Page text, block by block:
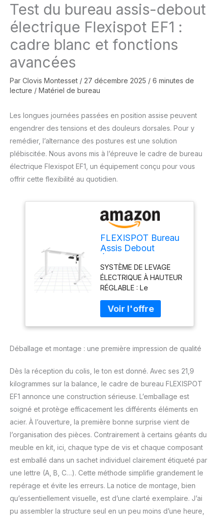
Test du bureau assis-debout
électrique Flexispot EF1 :
cadre blanc et fonctions
avancées
Par Clovis Montesset / 27 décembre 2025 / 6 minutes de
lecture / Matériel de bureau
Les longues journées passées en position assise peuvent
engendrer des tensions et des douleurs dorsales. Pour y
remédier, l’alternance des postures est une solution
plébiscitée. Nous avons mis à l’épreuve le cadre de bureau
électrique Flexispot EF1, un équipement conçu pour vous
offrir cette flexibilité au quotidien.
FLEXISPOT Bureau
Assis Debout
Bureau Réglable en
Hauteur en Acier
avec Panneau de
Contrôle Digital à
Fonctions Mémoires,
Équippé du Système
Anti-Collision
Blanc
SYSTÈME DE LEVAGE
ÉLECTRIQUE À HAUTEUR
RÉGLABLE : Le
motorisé avec Panneau
LED de 4 positions
programmables offre
plus souples de 71 à 121
secondes avec un faible
bruit (moins de 50 dB).
ROHS STRUCTURE
STABLE ET ROBUSTE : Le
cadre en acier de qualité
industrielle avec l'acier
capacité de charge de
70 kg pour soutenir votre
espace de travail idéal.
Assembler ce cadre de
hauteur prend moins de
une heure,ce pied de
Déballage et montage : une première impression de qualité
Dès la réception du colis, le ton est donné. Avec ses 21,9
kilogrammes sur la balance, le cadre de bureau FLEXISPOT
EF1 annonce une construction sérieuse. L’emballage est
soigné et protège efficacement les différents éléments en
acier. À l’ouverture, la première bonne surprise vient de
l’organisation des pièces. Contrairement à certains géants du
meuble en kit, ici, chaque type de vis et chaque composant
est emballé dans un sachet individuel clairement étiqueté par
une lettre (A, B, C…). Cette méthode simplifie grandement le
repérage et évite les erreurs. La notice de montage, bien
qu’essentiellement visuelle, est d’une clarté exemplaire. J’ai
pu assembler la structure seul en un peu moins d’une heure,